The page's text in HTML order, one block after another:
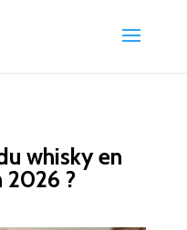
whisky en
2026 ?